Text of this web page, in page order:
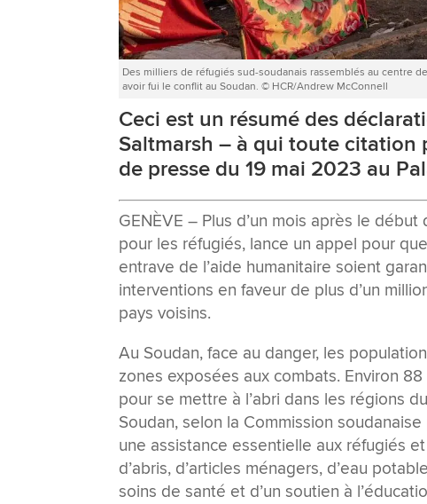
Des milliers de réfugiés sud-soudanais rassemblés au centre
avoir fui le conflit au Soudan. © HCR/Andrew McConnell
Ceci est un résumé des
Saltmarsh – à qui toute citation
de presse du 19 mai 2023 au
GENÈVE – Plus d’un mois après le
pour les réfugiés, lance un appel pour
entrave de l’aide humanitaire soient
interventions en faveur de plus d’un
pays voisins.
Au Soudan, face au danger, les
zones exposées aux combats. Environ
pour se mettre à l’abri dans les régions
Soudan, selon la Commission
une assistance essentielle aux réfugiés
d’abris, d’articles ménagers, d’eau
soins de santé et d’un soutien à